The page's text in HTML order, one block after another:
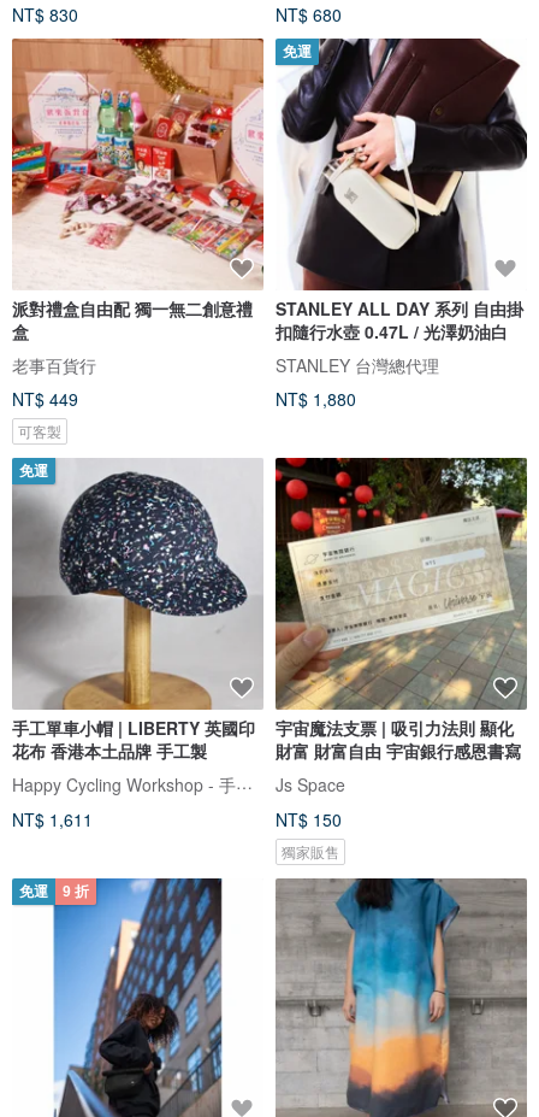
NT$ 830
NT$ 680
派對禮盒自由配 獨一無二創意禮
盒
老事百貨行
NT$ 449
可客製
免運
STANLEY ALL DAY 系列 自由掛
扣隨行水壺 0.47L / 光澤奶油白
STANLEY 台灣總代理
NT$ 1,880
免運
手工單車小帽 | LIBERTY 英國印
花布 香港本土品牌 手工製
Happy Cycling Workshop - 手工單車小帽
NT$ 1,611
宇宙魔法支票 | 吸引力法則 顯化
財富 財富自由 宇宙銀行感恩書寫
Js Space
NT$ 150
獨家販售
免運 9 折